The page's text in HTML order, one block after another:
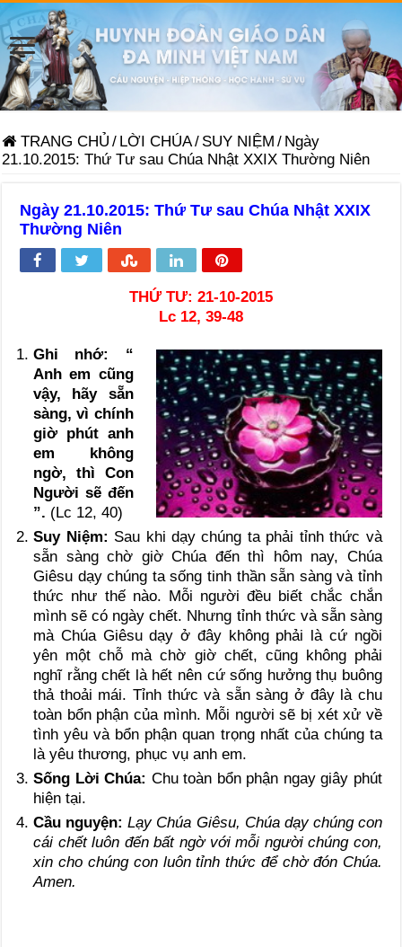
TRANG CHỦ / LỜI CHÚA/ SUY NIỆM / Ngày
21.10.2015: Thứ Tư sau Chúa Nhật XXIX Thường Niên
Ngày 21.10.2015: Thứ Tư sau Chúa Nhật XXIX
Thường Niên
THỨ TƯ: 21-10-2015
Lc 12, 39-48
Ghi nhớ: “
Anh em cũng
vậy, hãy sẵn
sàng, vì chính
giờ phút anh
em không
ngờ, thì Con
Người sẽ đến
”. (Lc 12, 40)
Suy Niệm: Sau khi dạy chúng ta phải tỉnh thức và
sẵn sàng chờ giờ Chúa đến thì hôm nay, Chúa
Giêsu dạy chúng ta sống tinh thần sẵn sàng và tỉnh
thức như thế nào. Mỗi người đều biết chắc chắn
mình sẽ có ngày chết. Nhưng tỉnh thức và sẵn sàng
mà Chúa Giêsu dạy ở đây không phải là cứ ngồi
yên một chỗ mà chờ giờ chết, cũng không phải
nghĩ rằng chết là hết nên cứ sống hưởng thụ buông
thả thoải mái. Tỉnh thức và sẵn sàng ở đây là chu
toàn bổn phận của mình. Mỗi người sẽ bị xét xử về
tình yêu và bổn phận quan trọng nhất của chúng ta
là yêu thương, phục vụ anh em.
Sống Lời Chúa: Chu toàn bổn phận ngay giây phút
hiện tại.
Cầu nguyện:Lạy Chúa Giêsu, Chúa dạy chúng con
cái chết luôn đến bất ngờ với mỗi người chúng con,
xin cho chúng con luôn tỉnh thức để chờ đón Chúa.
Amen.